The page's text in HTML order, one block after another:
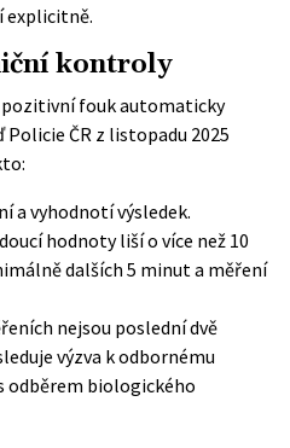
explicitně.
kontroly
pozitivní fouk automaticky
Policie ČRz listopadu 2025
a vyhodnotí výsledek.
hodnoty liší o více než 10
dalších 5 minut a měření
nejsou poslední dvě
výzva k odbornému
odběrem biologického